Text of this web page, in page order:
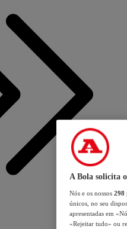
A Bola solicita
Nós e os nossos 298
únicos, no seu
apresentadas em
«Rejeitar tudo» ou